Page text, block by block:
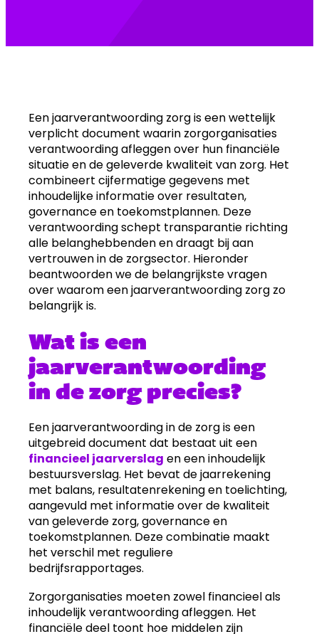
Een jaarverantwoording zorg is een wettelijk
verplicht document waarin zorgorganisaties
verantwoording afleggen over hun financiële
situatie en de geleverde kwaliteit van zorg. Het
combineert cijfermatige gegevens met
inhoudelijke informatie over resultaten,
governance en toekomstplannen. Deze
verantwoording schept transparantie richting
alle belanghebbenden en draagt bij aan
vertrouwen in de zorgsector. Hieronder
beantwoorden we de belangrijkste vragen
over waarom een jaarverantwoording zorg zo
belangrijk is.
Wat is een
jaarverantwoording
in de zorg precies?
Een jaarverantwoording in de zorg is een
uitgebreid document dat bestaat uit een
financieel jaarverslag en een inhoudelijk
bestuursverslag. Het bevat de jaarrekening
met balans, resultatenrekening en toelichting,
aangevuld met informatie over de kwaliteit
van geleverde zorg, governance en
toekomstplannen. Deze combinatie maakt
het verschil met reguliere
bedrijfsrapportages.
Zorgorganisaties moeten zowel financieel als
inhoudelijk verantwoording afleggen. Het
financiële deel toont hoe middelen zijn